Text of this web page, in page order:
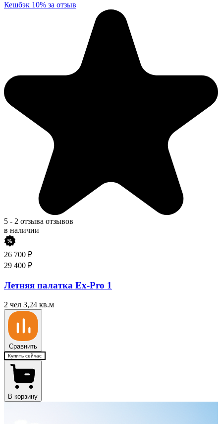
Кешбэк 10% за отзыв
5 - 2 отзыва отзывов
в наличии
26 700 ₽
29 400 ₽
Летняя палатка Ex-Pro 1
2 чел 3,24 кв.м
Сравнить
Купить сейчас
В корзину